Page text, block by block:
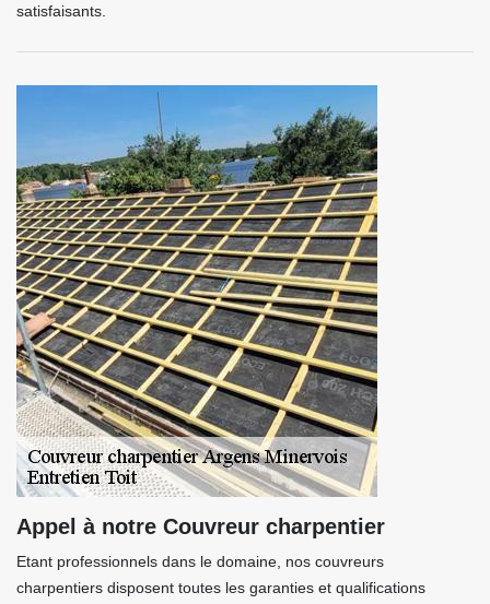
satisfaisants.
Appel à notre Couvreur charpentier
Etant professionnels dans le domaine, nos couvreurs
charpentiers disposent toutes les garanties et qualifications